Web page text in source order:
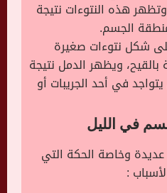
هذه النتوءات نتيجة
الجسم.
شكل نتوءات صغيرة
ويظهر الدمل نتيجة
في أحد الجريبات أو
في الليل
وخاصة الحكة التي
: